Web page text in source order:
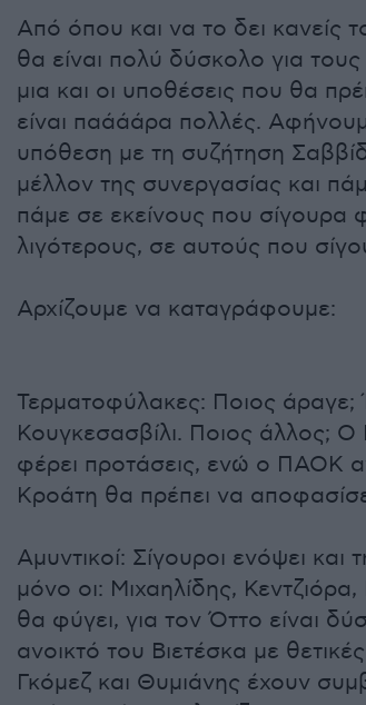
Από όπου και να το δει κανείς
θα είναι πολύ δύσκολο για
μια και οι υποθέσεις που θα
είναι παάάάρα πολλές.
υπόθεση με τη συζήτηση
μέλλον της συνεργασίας και
πάμε σε εκείνους που σίγουρα
λιγότερους, σε αυτούς που
Αρχίζουμε να καταγράφουμε:
Τερματοφύλακες: Ποιος
Κουγκεσασβίλι. Ποιος άλλος; Ο
φέρει προτάσεις, ενώ ο ΠΑΟΚ
Κροάτη θα πρέπει να
Αμυντικοί: Σίγουροι ενόψει και
μόνο οι: Μιχαηλίδης,
θα φύγει, για τον Όττο είναι
ανοικτό του Βιετέσκα με
Γκόμεζ και Θυμιάνης έχουν